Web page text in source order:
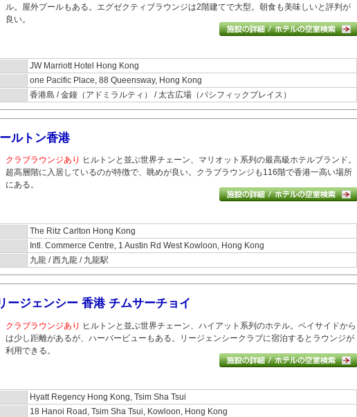
ル。 屋外プールもある。 エグゼクティブラウンジは2階建てで大型。朝食も美味しいと評判が
良い。
JW Marriott Hotel Hong Kong
one Pacific Place, 88 Queensway, Hong Kong
香港島 / 金鐘（アドミラルティ） / 太古広場（パシフィックプレイス）
ルトン香港
クラブラウンジあり ヒルトンと並ぶ世界チェーン、マリオット系列の最高級ホテルブランド。
超高層階に入居しているのが特徴で、眺めが良い。 クラブラウンジも116階で香港一高い場所
にある。
The Ritz Carlton Hong Kong
Intl. Commerce Centre, 1 Austin Rd West Kowloon, Hong Kong
九龍 / 西九龍 / 九龍駅
ージェンシー 香港 チムサーチョイ
クラブラウンジあり ヒルトンと並ぶ世界チェーン、ハイアット系列のホテル。ベイサイドから
は少し距離があるが、ハーバービューもある。
リージェンシークラブに宿泊するとラウンジが
利用できる。
Hyatt Regency Hong Kong, Tsim Sha Tsui
18 Hanoi Road, Tsim Sha Tsui, Kowloon, Hong Kong